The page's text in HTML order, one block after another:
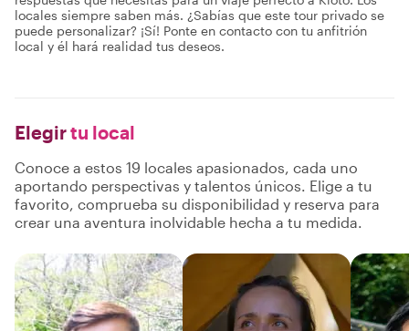
locales siempre saben más. ¿Sabías que este tour privado se
puede personalizar? ¡Sí! Ponte en contacto con tu anfitrión
local y él hará realidad tus deseos.
Elegirtu local
Conoce a estos 19 locales apasionados, cada uno
aportando perspectivas y talentos únicos. Elige a tu
favorito, comprueba su disponibilidad y reserva para
crear una aventura inolvidable hecha a tu medida.